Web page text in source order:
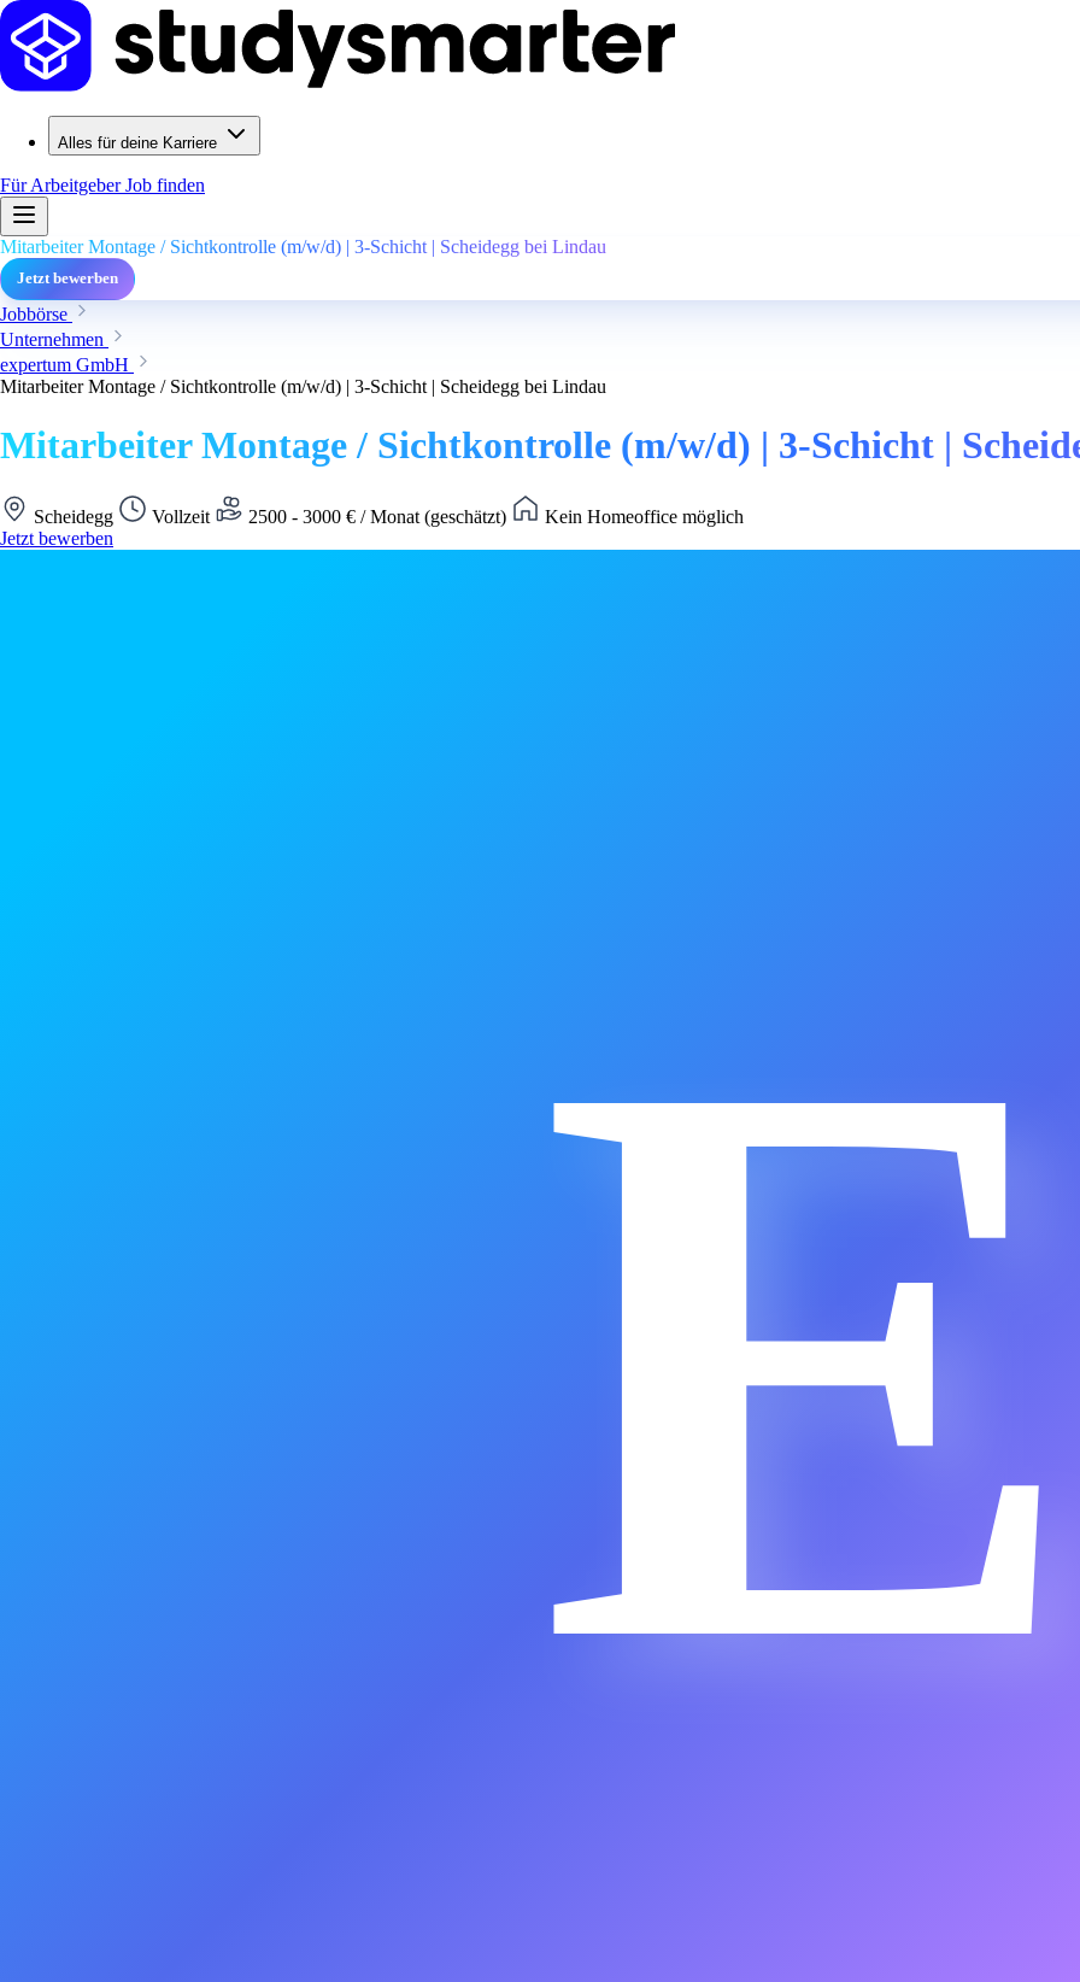
Alles für deine Karriere
Für ArbeitgeberJob finden
Mitarbeiter Montage / Sichtkontrolle (m/w/d) | 3-Schicht | Scheidegg bei Lindau
Jetzt bewerben
Jobbörse
Unternehmen
expertum GmbH
Mitarbeiter Montage / Sichtkontrolle (m/w/d) | 3-Schicht | Scheidegg bei Lindau
Mitarbeiter Montage / Sichtkontrolle (m/w/d) | 3-Schicht |
Scheidegg Vollzeit 2500 - 3000 € / Monat (geschätzt)
Kein Homeoffice möglich
Jetzt bewerben
E